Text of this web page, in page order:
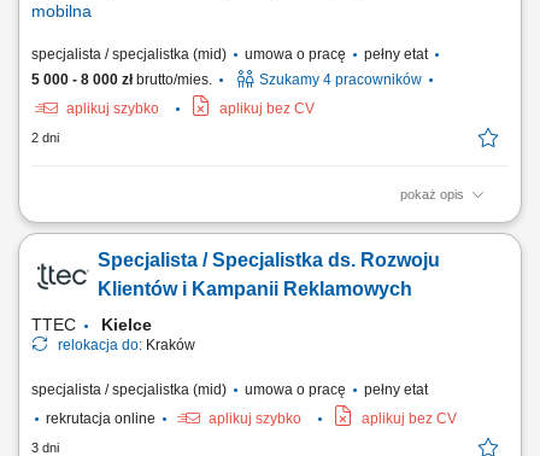
mobilna
specjalista / specjalistka (mid) umowa o pracę
pełny etat
5 000 - 8 000 złbrutto/mies.
Szukamy 4 pracowników
aplikuj szybko
aplikuj bez CV
2 dni
pokaż opis
Poszukujemy Konsultantów ds. Żywienia w kilku lokalizacjach w Polsce.
terenie wybranego województwa; Aktywne pozyskiwanie nowych
klientów oraz utrzymywanie długotrwałych relacji z obecnymi;
Specjalista / Specjalistka ds. Rozwoju
Klientów i Kampanii Reklamowych
TTEC Kielce
relokacja do: Kraków
specjalista / specjalistka (mid) umowa o pracę
pełny etat
rekrutacja online
aplikuj szybko aplikuj bez CV
3 dni